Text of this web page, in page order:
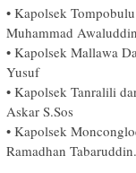
• ​Kapolsek
Muhammad
• ​Kapolsek Mallawa
Yusuf
• ​Kapolsek Tanralili
Askar S.Sos
• ​Kapolsek
Ramadhan Tabaruddin.